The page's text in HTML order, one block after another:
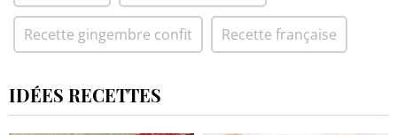
Recette gingembre confit Recette française
IDÉES RECETTES